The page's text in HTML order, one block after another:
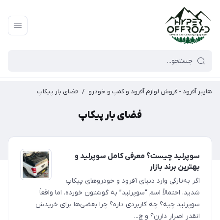
هایپر آفرود - فروش لوازم آفرود و کمپ و خودرو / فضای بار پیکاپ
فضای بار پیکاپ
سوپرلید چیست؟ معرفی کامل سوپرلید و
بهترین برند بازار
اگر به‌تازگی وارد دنیای آفرود و خودروهای پیکاپ
شدید، احتمالاً اسم “سوپرلید” به گوشتون خورده. اما واقعاً
سوپرلید چیه؟ چه کاربردی داره؟ چرا بعضی‌ها برای خریدش
انقدر اصرار دارن؟ و چ...